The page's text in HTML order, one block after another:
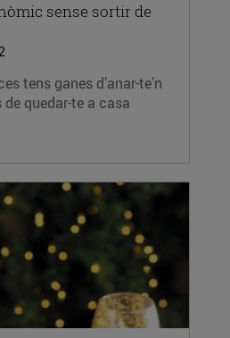
sense sortir de
tens ganes d’anar-te’n
quedar-te a casa